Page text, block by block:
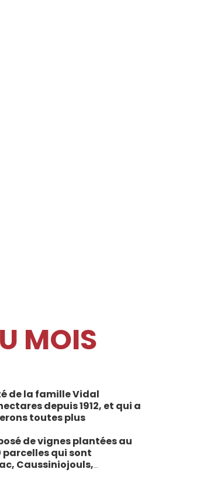
MOIS
de la famille Vidal
depuis 1912, et qui a
toutes plus
de vignes plantées au
parcelles qui sont
Caussiniojouls,
de l’Appellation. La grande